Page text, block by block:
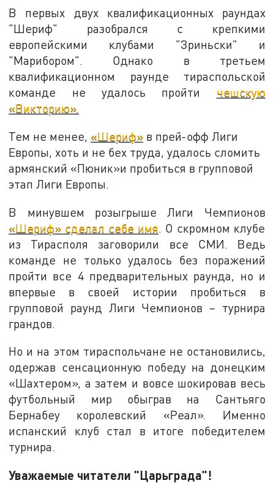
В первых двух квалификационных раундах
"Шериф" разобрался с крепкими
европейскими клубами "Зриньски" и
"Марибором". Однако в третьем
квалификационном раунде тираспольской
команде не удалось пройти чешскую
«Викторию».
Тем не менее, «Шериф» в прей-офф Лиги
Европы, хоть и не бех труда, удалось сломить
армянский «Пюник»и пробиться в групповой
этап Лиги Европы.
В минувшем розыгрыше Лиги Чемпионов
«Шериф» сделал себе имя . О скромном клубе
из Тирасполя заговорили все СМИ. Ведь
команде не только удалось без поражений
пройти все 4 предварительных раунда, но и
впервые в своей истории пробиться в
групповой раунд Лиги Чемпионов – турнира
грандов.
Но и на этом тираспольчане не остановились,
одержав сенсационную победу на донецким
«Шахтером», а затем и вовсе шокировав весь
футбольный мир обыграв на Сантьяго
Бернабеу королевский «Реал». Именно
испанский клуб стал в итоге победителем
турнира.
Уважаемые читатели "Царьграда"!